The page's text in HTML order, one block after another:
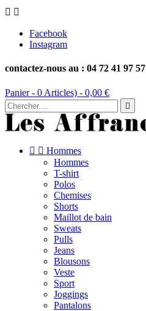
 
Facebook
Instagram
contactez-nous au : 04 72 41 97 57
Panier - 0 Articles) - 0,00 €

  Hommes
Hommes
T-shirt
Polos
Chemises
Shorts
Maillot de bain
Sweats
Pulls
Jeans
Blousons
Veste
Sport
Joggings
Pantalons